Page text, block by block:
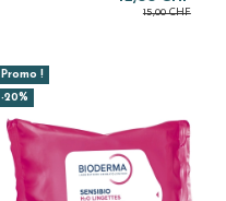
15,00 CHF
Promo !
-20%